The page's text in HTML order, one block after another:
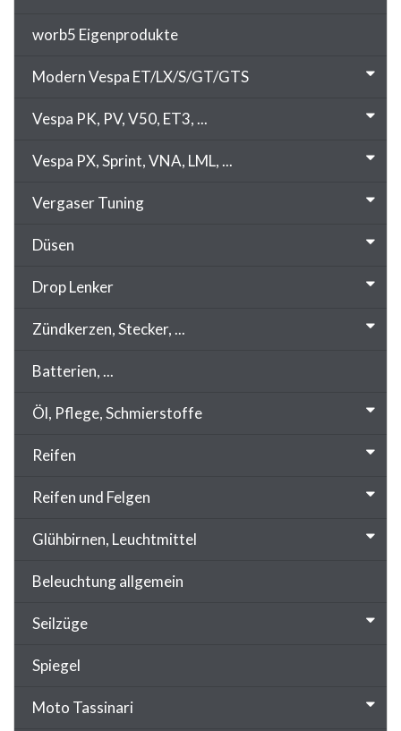
worb5 Eigenprodukte
Modern Vespa ET/LX/S/GT/GTS
Vespa PK, PV, V50, ET3, ...
Vespa PX, Sprint, VNA, LML, ...
Vergaser Tuning
Düsen
Drop Lenker
Zündkerzen, Stecker, ...
Batterien, ...
Öl, Pflege, Schmierstoffe
Reifen
Reifen und Felgen
Glühbirnen, Leuchtmittel
Beleuchtung allgemein
Seilzüge
Spiegel
Moto Tassinari